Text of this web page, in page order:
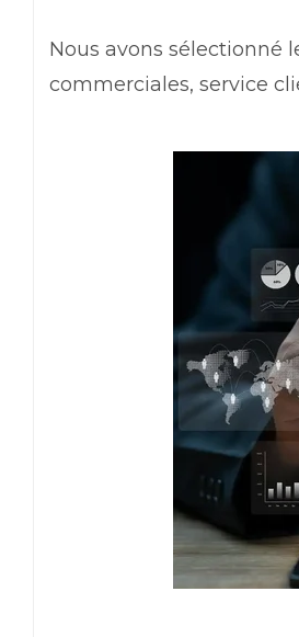
Nous avons sélectionné
commerciales, service